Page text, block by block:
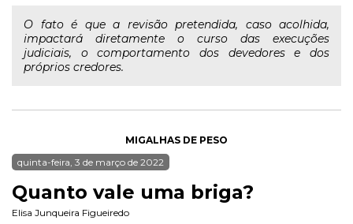
O fato é que a revisão pretendida, caso acolhida,
impactará diretamente o curso das execuções
judiciais, o comportamento dos devedores e dos
próprios credores.
MIGALHAS DE PESO
quinta-feira, 3 de março de 2022
Quanto vale uma briga?
Elisa Junqueira Figueiredo